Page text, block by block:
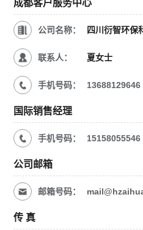
成都客户服务中心
公司名称： 四川衍智环保
联系人： 夏女士
手机号码： 13688129646
国际销售经理
手机号码： 15158055546
公司邮箱
邮箱号码：
传 真